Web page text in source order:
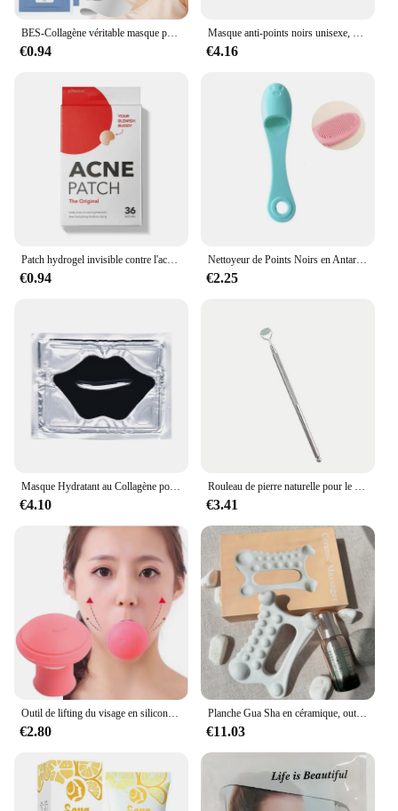
BES-Collagène véritable masque profond, feuille de collagène soluble, masque hydratant au collagène hydrolysé, masque facial pour les soins de la peau, 1-10 pièces
€0.94
Masque anti-points noirs unisexe, bandes nasales, rétrécissement, nettoyage des pores, antarctique, patch autocollant, soins de la peau, 100 pièces
€4.16
Patch hydrogel invisible contre l'acné, patch pour la peau, bouche fermée, visage, imperméable et respirant, outils de soins de la peau
€0.94
Nettoyeur de Points Noirs en Antarctique, Outils de Soins de la Peau, Brosse Nettoyante pour le Visage, Poils Souples, Brosse en Silicone, Brosse à Dents pour Animaux de Compagnie
€2.25
Masque Hydratant au Collagène pour les Lèvres, Produit Raffermissant, Nourrissant, Soin Labial, Patchs en Gel, 10 Pièces
€4.10
Rouleau de pierre naturelle pour le visage, 1 pièce, accessoire de massage, raffermissant, anti-âge, yeux gonflés
€3.41
€2.80
Planche Gua Sha en céramique, outil de massage du visage, corps Guasha, instituts musculaires lymphatiques, masseur, planche Guasha, accessoires de soins de la peau du visage
€11.03